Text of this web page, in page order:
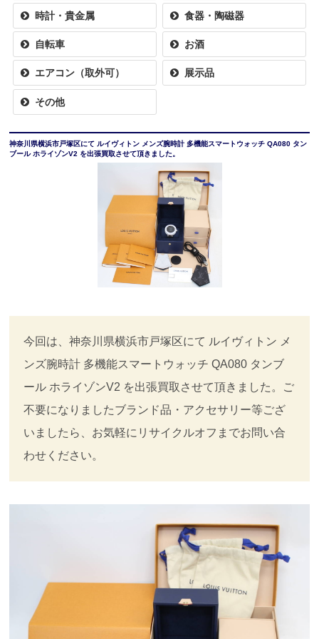
時計・貴金属 食器・陶磁器
自転車 お酒
エアコン（取外可） 展示品
その他
神奈川県横浜市戸塚区にて ルイヴィトン メンズ腕時計 多機能スマートウォッチ QA080 タン
ブール ホライゾンV2 を出張買取させて頂きました。
今回は、神奈川県横浜市戸塚区にて ルイヴィトン メ
ンズ腕時計 多機能スマートウォッチ QA080 タンブ
ール ホライゾンV2 を出張買取させて頂きました。ご
不要になりましたブランド品・アクセサリー等ござ
いましたら、お気軽にリサイクルオフまでお問い合
わせください。